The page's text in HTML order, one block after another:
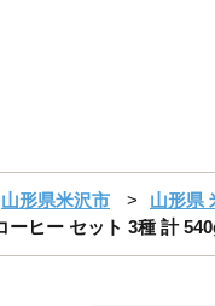
山形県米沢市
山形県
ーヒー セット 3種 計